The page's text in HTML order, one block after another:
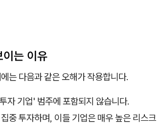
는 이유
는 다음과 같은 오해가 작용합니다.
자 기업' 범주에 포함되지 않습니다.
중 투자하며, 이들 기업은 매우 높은 리스크